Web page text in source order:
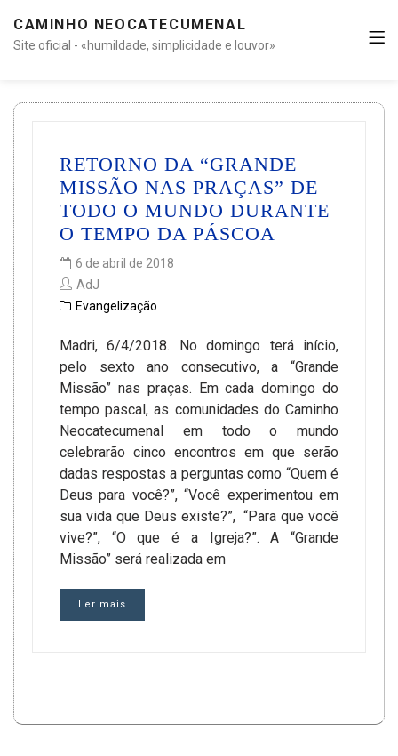
CAMINHO NEOCATECUMENAL
Site oficial - «humildade, simplicidade e louvor»
RETORNO DA “GRANDE
MISSÃO NAS PRAÇAS” DE
TODO O MUNDO DURANTE
O TEMPO DA PÁSCOA
6 de abril de 2018
AdJ
Evangelização
Madri, 6/4/2018. No domingo terá início,
pelo sexto ano consecutivo, a “Grande
Missão” nas praças. Em cada domingo do
tempo pascal, as comunidades do Caminho
Neocatecumenal em todo o mundo
celebrarão cinco encontros em que serão
dadas respostas a perguntas como “Quem é
Deus para você?”, “Você experimentou em
sua vida que Deus existe?”, “Para que você
vive?”, “O que é a Igreja?”. A “Grande
Missão” será realizada em
Ler mais